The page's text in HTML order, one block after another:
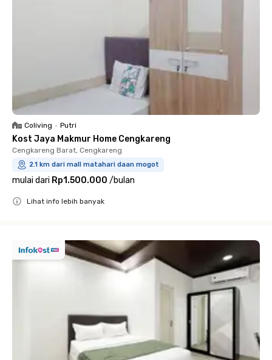
Coliving • Putri
Kost Jaya Makmur Home Cengkareng
Cengkareng Barat, Cengkareng
2.1 km dari mall matahari daan mogot
mulai dari Rp1.500.000 /bulan
Lihat info lebih banyak